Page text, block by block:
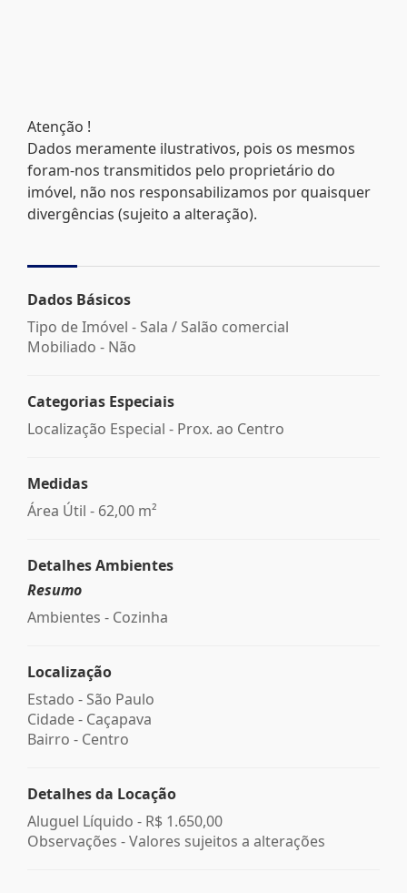
Atenção !
Dados meramente ilustrativos, pois os mesmos
foram-nos transmitidos pelo proprietário do
imóvel, não nos responsabilizamos por quaisquer
divergências (sujeito a alteração).
Dados Básicos
Tipo de Imóvel - Sala / Salão comercial
Mobiliado - Não
Categorias Especiais
Localização Especial - Prox. ao Centro
Medidas
Área Útil - 62,00 m²
Detalhes Ambientes
Resumo
Ambientes - Cozinha
Localização
Estado - São Paulo
Cidade - Caçapava
Bairro - Centro
Detalhes da Locação
Aluguel Líquido - R$ 1.650,00
Observações - Valores sujeitos a alterações